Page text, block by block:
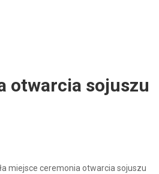
otwarcia sojuszu
miejsce ceremonia otwarcia sojuszu